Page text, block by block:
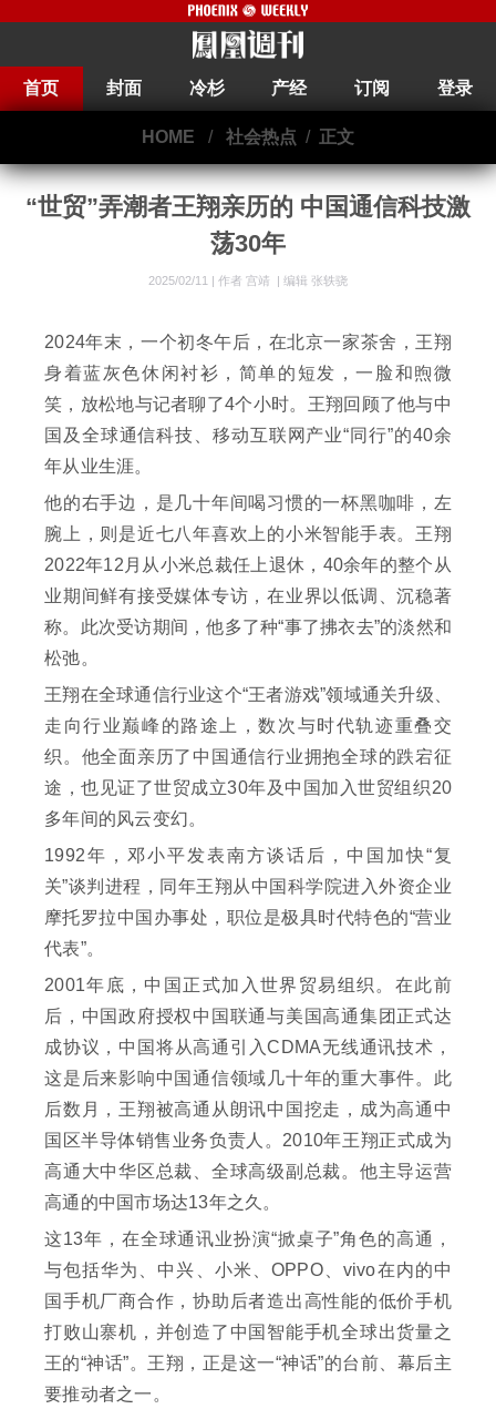
首页 封面 冷杉 产经 订阅 登录
HOME / 社会热点 / 正文
“世贸”弄潮者王翔亲历的 中国通信科技激
荡30年
2025/02/11 | 作者 宫靖 编辑 张轶骁
2024年末，一个初冬午后，在北京一家茶舍，王翔
身着蓝灰色休闲衬衫，简单的短发，一脸和煦微
笑，放松地与记者聊了4个小时。王翔回顾了他与中
国及全球通信科技、移动互联网产业“同行”的40余
年从业生涯。
他的右手边，是几十年间喝习惯的一杯黑咖啡，左
腕上，则是近七八年喜欢上的小米智能手表。王翔
2022年12月从小米总裁任上退休，40余年的整个从
业期间鲜有接受媒体专访，在业界以低调、沉稳著
称。此次受访期间，他多了种“事了拂衣去”的淡然和
松弛。
王翔在全球通信行业这个“王者游戏”领域通关升级、
走向行业巅峰的路途上，数次与时代轨迹重叠交
织。他全面亲历了中国通信行业拥抱全球的跌宕征
途，也见证了世贸成立30年及中国加入世贸组织20
多年间的风云变幻。
1992年，邓小平发表南方谈话后，中国加快“复
关”谈判进程，同年王翔从中国科学院进入外资企业
摩托罗拉中国办事处，职位是极具时代特色的“营业
代表”。
2001年底，中国正式加入世界贸易组织。在此前
后，中国政府授权中国联通与美国高通集团正式达
成协议，中国将从高通引入CDMA无线通讯技术，
这是后来影响中国通信领域几十年的重大事件。此
后数月，王翔被高通从朗讯中国挖走，成为高通中
国区半导体销售业务负责人。2010年王翔正式成为
高通大中华区总裁、全球高级副总裁。他主导运营
高通的中国市场达13年之久。
这13年，在全球通讯业扮演“掀桌子”角色的高通，
与包括华为、中兴、小米、OPPO、vivo在内的中
国手机厂商合作，协助后者造出高性能的低价手机
打败山寨机，并创造了中国智能手机全球出货量之
王的“神话”。王翔，正是这一“神话”的台前、幕后主
要推动者之一。